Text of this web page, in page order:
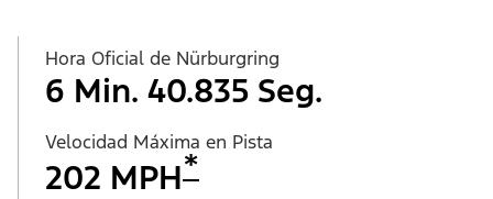
Hora Oficial de Nürburgring
6 Min. 40.835 Seg.
Velocidad Máxima en Pista
202 MPH*